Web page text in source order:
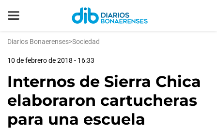
Diarios Bonaerenses>Sociedad
10 de febrero de 2018 - 16:33
Internos de Sierra Chica
elaboraron cartucheras
para una escuela